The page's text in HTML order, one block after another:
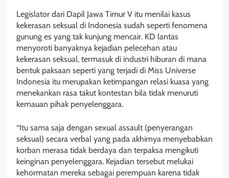
Legislator dari Dapil Jawa Timur V itu menilai kasus
kekerasan seksual di Indonesia sudah seperti fenomena
gunung es yang tak kunjung mencair. KD lantas
menyoroti banyaknya kejadian pelecehan atau
kekerasan seksual, termasuk di industri hiburan di mana
bentuk paksaan seperti yang terjadi di Miss Universe
Indonesia itu merupakan ketimpangan relasi kuasa yang
menekankan rasa takut kontestan bila tidak menuruti
kemauan pihak penyelenggara.
“Itu sama saja dengan sexual assault (penyerangan
seksual) secara verbal yang pada akhirnya menyebabkan
korban merasa tidak berdaya dan terpaksa mengikuti
keinginan penyelenggara. Kejadian tersebut melukai
kehormatan mereka sebagai perempuan karena tidak